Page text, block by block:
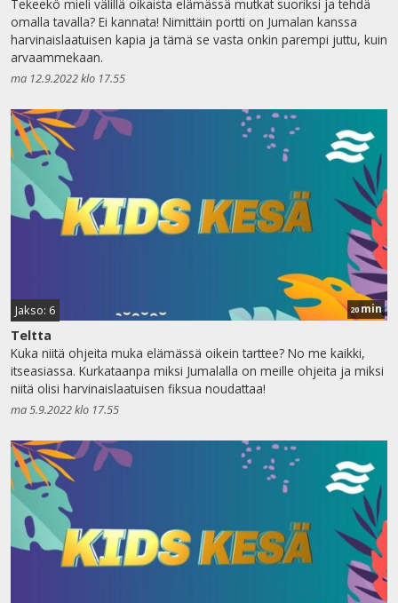
Tekeekö mieli välillä oikaista elämässä mutkat suoriksi ja tehdä
omalla tavalla? Ei kannata! Nimittäin portti on Jumalan kanssa
harvinaislaatuisen kapia ja tämä se vasta onkin parempi juttu, kuin
arvaammekaan.
ma 12.9.2022 klo 17.55
Jakso: 6 20min
Teltta
Kuka niitä ohjeita muka elämässä oikein tarttee? No me kaikki,
itseasiassa. Kurkataanpa miksi Jumalalla on meille ohjeita ja miksi
niitä olisi harvinaislaatuisen fiksua noudattaa!
ma 5.9.2022 klo 17.55